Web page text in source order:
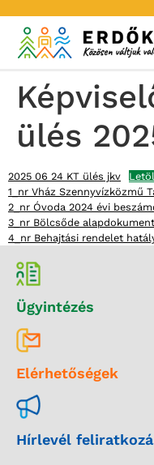
ülés
2025 06 24 KT ülés jkv
1_nr Vház Szennyvízközmű
2_nr Óvoda 2024 évi
3_nr Bölcsőde
4_nr Behajtási rendelet
Ügyintézés
Elérhetőségek
Hírlevél